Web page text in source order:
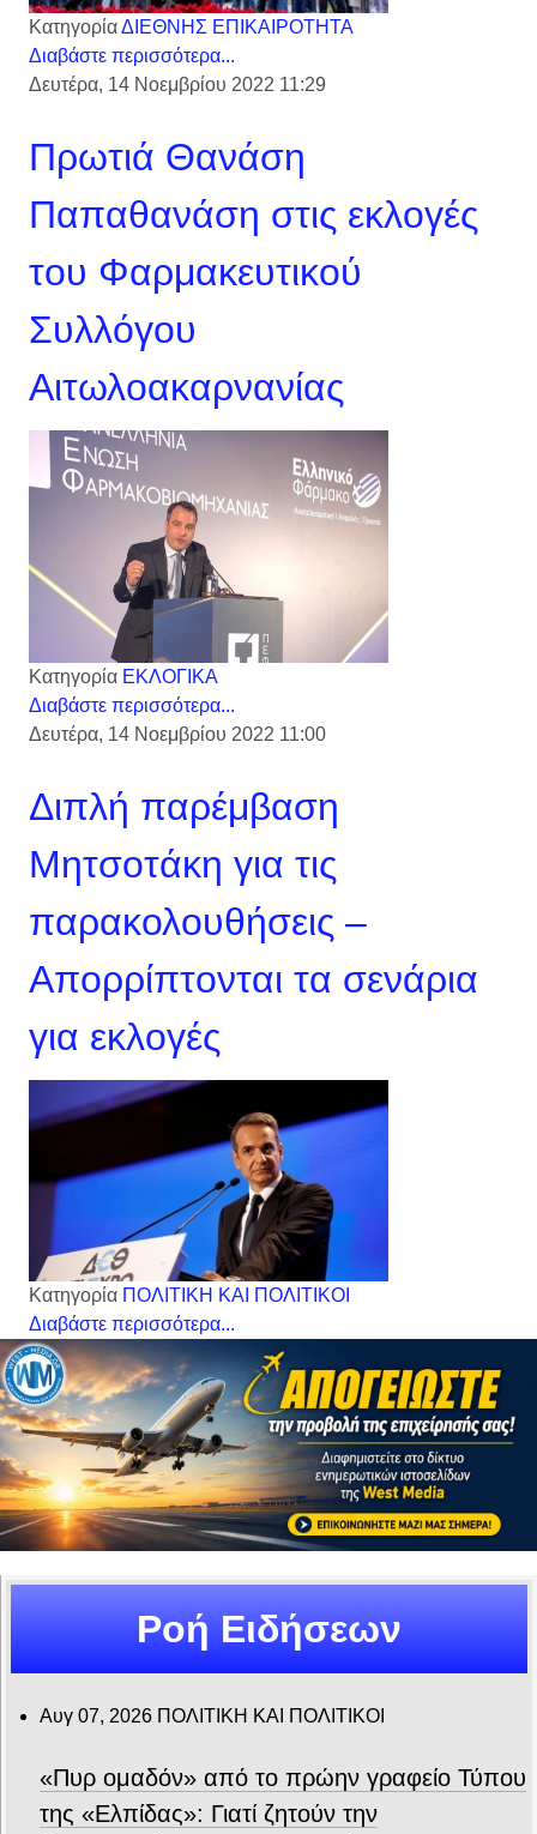
ΚατηγορίαΔΙΕΘΝΗΣ ΕΠΙΚΑΙΡΟΤΗΤΑ
Διαβάστε περισσότερα...
Δευτέρα, 14 Νοεμβρίου 2022 11:29
Πρωτιά Θανάση
Παπαθανάση στις εκλογές
του Φαρμακευτικού
Συλλόγου
Αιτωλοακαρνανίας
Κατηγορία ΕΚΛΟΓΙΚΑ
Διαβάστε περισσότερα...
Δευτέρα, 14 Νοεμβρίου 2022 11:00
Διπλή παρέμβαση
Μητσοτάκη για τις
παρακολουθήσεις –
Απορρίπτονται τα σενάρια
για εκλογές
Κατηγορία ΠΟΛΙΤΙΚΗ ΚΑΙ ΠΟΛΙΤΙΚΟΙ
Διαβάστε περισσότερα...
Ροή Ειδήσεων
Αυγ 07, 2026 ΠΟΛΙΤΙΚΗ ΚΑΙ ΠΟΛΙΤΙΚΟΙ
«Πυρ ομαδόν» από το πρώην γραφείο Τύπου
της «Ελπίδας»: Γιατί ζητούν την